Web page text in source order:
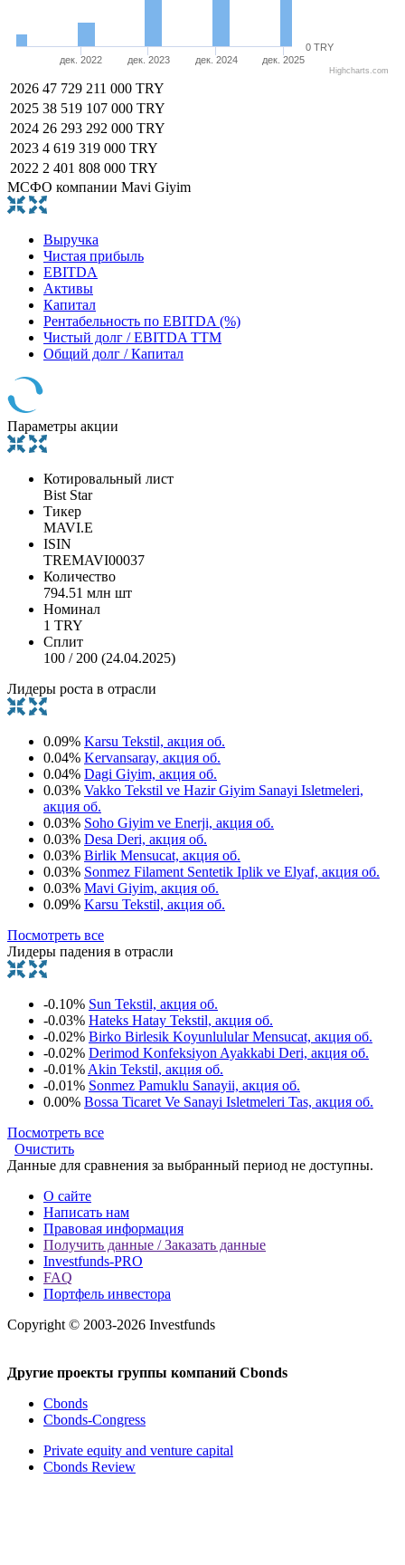
дек. 2022 дек. 2023 дек. 2024 дек. 2025
0 TRY
Highcharts.com
2026 47 729 211 000 TRY
2025 38 519 107 000 TRY
2024 26 293 292 000 TRY
2023 4 619 319 000 TRY
2022 2 401 808 000 TRY
МСФО компании Mavi Giyim
Выручка
Чистая прибыль
EBITDA
Активы
Капитал
Рентабельность по EBITDA (%)
Чистый долг / EBITDA TTM
Общий долг / Капитал
Параметры акции
Котировальный лист
Bist Star
Тикер
MAVI.E
ISIN
TREMAVI00037
Количество
794.51 млн шт
Номинал
1 TRY
Сплит
100 / 200 (24.04.2025)
Лидеры роста в отрасли
0.09% Karsu Tekstil, акция об.
0.04% Kervansaray, акция об.
0.04% Dagi Giyim, акция об.
0.03% Vakko Tekstil ve Hazir Giyim Sanayi Isletmeleri,
акция об.
0.03% Soho Giyim ve Enerji, акция об.
0.03% Desa Deri, акция об.
0.03% Birlik Mensucat, акция об.
0.03% Sonmez Filament Sentetik Iplik ve Elyaf, акция об.
0.03% Mavi Giyim, акция об.
0.09% Karsu Tekstil, акция об.
Посмотреть все
Лидеры падения в отрасли
-0.10% Sun Tekstil, акция об.
-0.03% Hateks Hatay Tekstil, акция об.
-0.02% Birko Birlesik Koyunlulular Mensucat, акция об.
-0.02% Derimod Konfeksiyon Ayakkabi Deri, акция об.
-0.01% Akin Tekstil, акция об.
-0.01% Sonmez Pamuklu Sanayii, акция об.
0.00% Bossa Ticaret Ve Sanayi Isletmeleri Tas, акция об.
Посмотреть все
Очистить
Данные для сравнения за выбранный период не доступны.
О сайте
Написать нам
Правовая информация
Получить данные / Заказать данные
Investfunds-PRO
FAQ
Портфель инвестора
Copyright © 2003-2026 Investfunds
Другие проекты группы компаний Cbonds
Cbonds
Cbonds-Congress
Private equity and venture capital
Cbonds Review